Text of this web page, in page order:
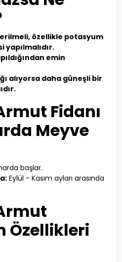
özellikle potasyum
emin
alıyorsa daha güneşli bir
Fidanı
Meyve
başlar.
Eylül - Kasım ayları arasında
Özellikleri